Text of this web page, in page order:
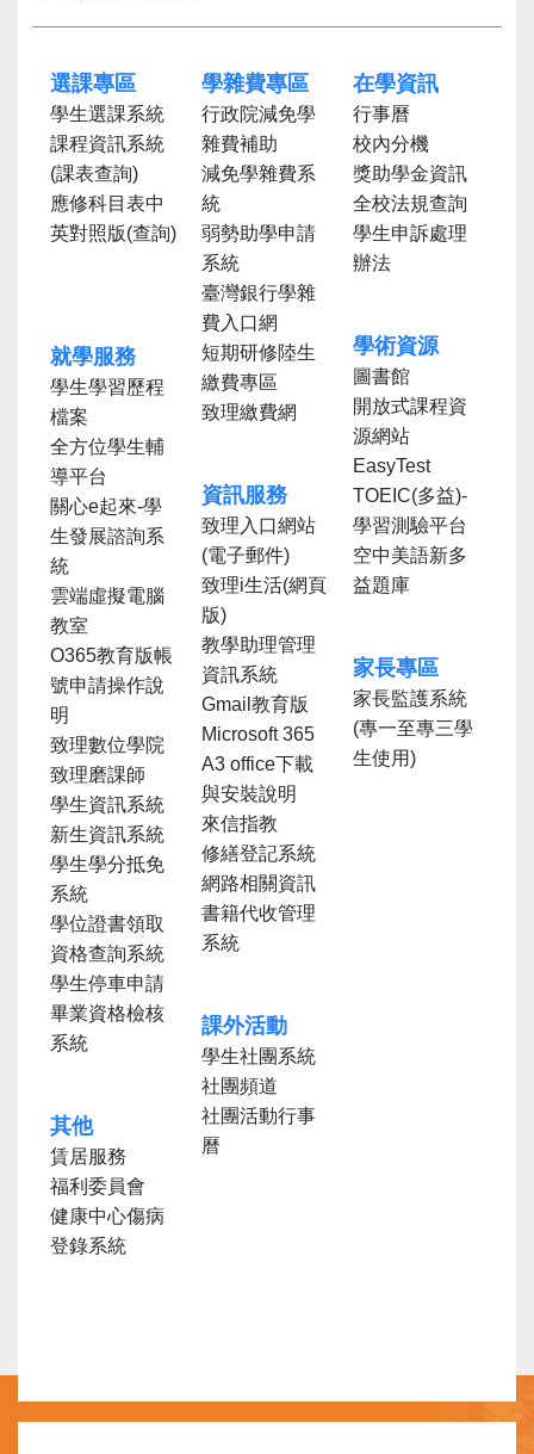
選課專區
學生選課系統
課程資訊系統
(課表查詢)
應修科目表中
英對照版(查詢)
就學服務
學生學習歷程
檔案
全方位學生輔
導平台
關心e起來-學
生發展諮詢系
統
雲端虛擬電腦
教室
O365教育版帳
號申請操作說
明
致理數位學院
致理磨課師
學生資訊系統
新生資訊系統
學生學分抵免
系統
學位證書領取
資格查詢系統
學生停車申請
畢業資格檢核
系統
其他
賃居服務
福利委員會
健康中心傷病
登錄系統
學雜費專區
行政院減免學
雜費補助
減免學雜費系
統
弱勢助學申請
系統
臺灣銀行學雜
費入口網
短期研修陸生
繳費專區
致理繳費網
資訊服務
致理入口網站
(電子郵件)
致理i生活(網頁
版)
教學助理管理
資訊系統
Gmail教育版
Microsoft 365
A3 office下載
與安裝說明
來信指教
修繕登記系統
網路相關資訊
書籍代收管理
系統
課外活動
學生社團系統
社團頻道
社團活動行事
曆
在學資訊
行事曆
校內分機
獎助學金資訊
全校法規查詢
學生申訴處理
辦法
學術資源
圖書館
開放式課程資
源網站
EasyTest
TOEIC(多益)-
學習測驗平台
空中美語新多
益題庫
家長專區
家長監護系統
(專一至專三學
生使用)